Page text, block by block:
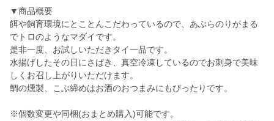
▼商品概要
餌や飼育環境にとことんこだわっているので、あぶらのりがまる
でトロのようなマダイです。
是非一度、お試しいただきタイ一品です。
水揚げしたその日にさばき、真空冷凍しているのでお刺身で美味
しくお召し上がりいただけます。
鯛の燻製、こぶ締めはお酒のおつまみにもぴったりです。
※個数変更や同梱(おまとめ購入)可能です。